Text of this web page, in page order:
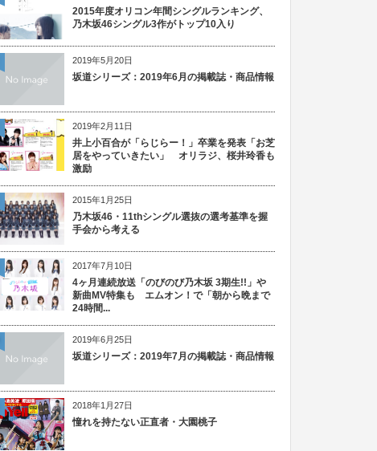
2015年度オリコン年間シングルランキング、
乃木坂46シングル3作がトップ10入り
2019年5月20日
坂道シリーズ：2019年6月の掲載誌・商品情報
2019年2月11日
井上小百合が「らじらー！」卒業を発表「お芝
居をやっていきたい」 オリラジ、桜井玲香も
激励
2015年1月25日
乃木坂46・11thシングル選抜の選考基準を握
手会から考える
2017年7月10日
4ヶ月連続放送「のびのび乃木坂 3期生!!」や
新曲MV特集も エムオン！で「朝から晩まで
24時間...
2019年6月25日
坂道シリーズ：2019年7月の掲載誌・商品情報
2018年1月27日
憧れを持たない正直者・大園桃子